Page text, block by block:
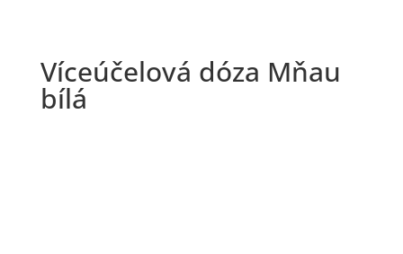
Víceúčelová dóza Mňau
bílá